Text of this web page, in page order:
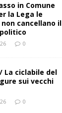
in Comune
la Lega le
cancellano il
0
/ La ciclabile del
sui vecchi
0